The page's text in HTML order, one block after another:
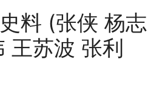
料 (张侠 杨志
王苏波 张利